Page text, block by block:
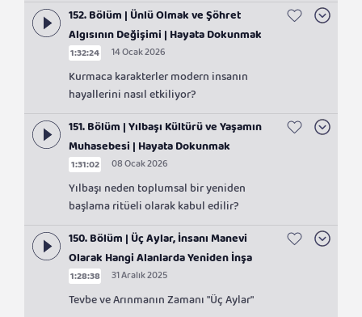
152. Bölüm | Ünlü Olmak ve Şöhret
Algısının Değişimi | Hayata Dokunmak
1:32:24 14 Ocak 2026
Kurmaca karakterler modern insanın
hayallerini nasıl etkiliyor?
151. Bölüm | Yılbaşı Kültürü ve Yaşamın
Muhasebesi | Hayata Dokunmak
1:31:02 08 Ocak 2026
Yılbaşı neden toplumsal bir yeniden
başlama ritüeli olarak kabul edilir?
150. Bölüm | Üç Aylar, İnsanı Manevi
Olarak Hangi Alanlarda Yeniden İnşa
Eder? | Hayata Dokunmak
1:28:38 31 Aralık 2025
Tevbe ve Arınmanın Zamanı "Üç Aylar"